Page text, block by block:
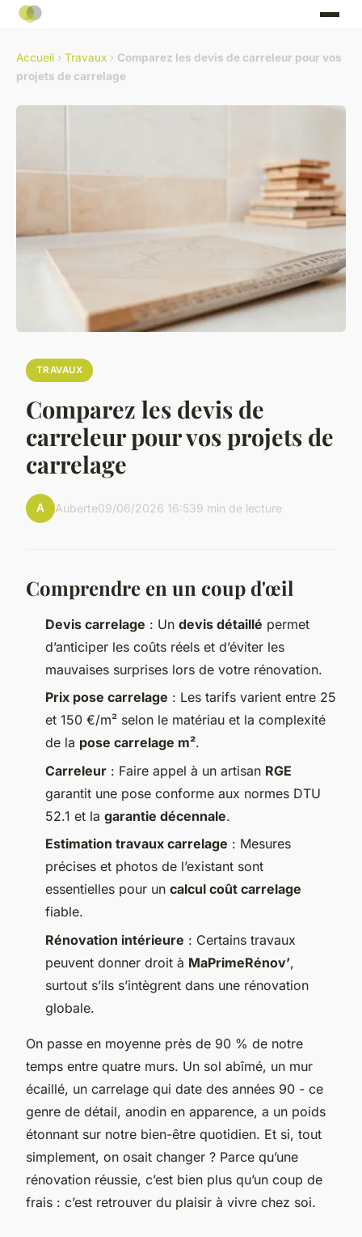
Accueil › Travaux › Comparez les devis de carreleur pour vos
projets de carrelage
TRAVAUX
Comparez les devis de
carreleur pour vos projets de
carrelage
A Auberte09/06/2026 16:539 min de lecture
Comprendre en un coup d'œil
Devis carrelage : Un devis détaillé permet
d’anticiper les coûts réels et d’éviter les
mauvaises surprises lors de votre rénovation.
Prix pose carrelage : Les tarifs varient entre 25
et 150 €/m² selon le matériau et la complexité
de la pose carrelage m².
Carreleur : Faire appel à un artisan RGE
garantit une pose conforme aux normes DTU
52.1 et la garantie décennale.
Estimation travaux carrelage : Mesures
précises et photos de l’existant sont
essentielles pour un calcul coût carrelage
fiable.
Rénovation intérieure : Certains travaux
peuvent donner droit à MaPrimeRénov’,
surtout s’ils s’intègrent dans une rénovation
globale.
On passe en moyenne près de 90 % de notre
temps entre quatre murs. Un sol abîmé, un mur
écaillé, un carrelage qui date des années 90 - ce
genre de détail, anodin en apparence, a un poids
étonnant sur notre bien-être quotidien. Et si, tout
simplement, on osait changer ? Parce qu’une
rénovation réussie, c’est bien plus qu’un coup de
frais : c’est retrouver du plaisir à vivre chez soi.